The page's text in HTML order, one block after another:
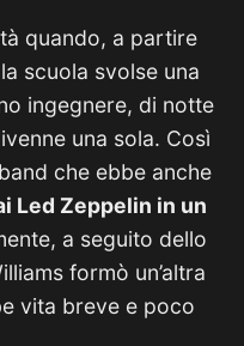
quando, a partire
scuola svolse una
ingegnere, di notte
una sola. Così
band che ebbe anche
Led Zeppelin in un
a seguito dello
formò un’altra
vita breve e poco